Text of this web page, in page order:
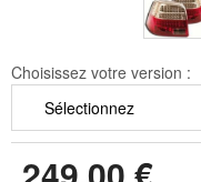
Choisissez votre version :